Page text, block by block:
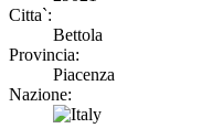
Citta`:
Bettola
Provincia:
Piacenza
Nazione: